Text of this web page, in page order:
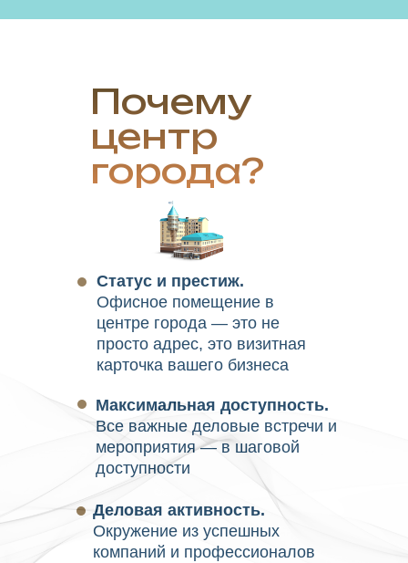
Почему
центр
города?
Статус и престиж.
Офисное помещение в
центре города — это не
просто адрес, это визитная
карточка вашего бизнеса
Максимальная доступность.
Все важные деловые встречи и
мероприятия — в шаговой
доступности
Деловая активность.
Окружение из успешных
компаний и профессионалов
Комфорт и
инфраструктура
Деловой центр расположен в тихом
районе вдали от шумных
магистралей, что создаёт идеальные
условия для продуктивной работы.
На каждом этаже находятся
современные санузлы,
поддерживается безупречная
чистота помещений и общественных
зон, обеспечивая максимальный
комфорт для ваших сотрудников и